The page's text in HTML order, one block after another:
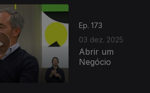
Ep. 173
03 dez. 2025
Abrir um
Negócio